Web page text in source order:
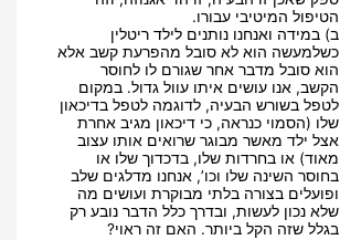
הטיפול המיטיבי עבורו.
ב) במידה ואנחנו נותנים לילד ריטלין
כשלמעשה הוא לא סובל מהפרעת קשב אלא
הוא סובל מדבר אחר שגורם לו לחוסר
הקשב, אנו עושים איתו עוול גדול. במקום
לטפל בשורש הבעיה, לדוגמה לטפל בדיכאון
שלו (הסמוי כנראה, כי דיכאון מגיב אחרת
אצל ילד מאשר מבוגר שרואים אותו עצוב
מאוד) או בחרדות שלו, בדכדוך שלו או
בחוסר השינה שלו וכו’, אנחנו מדלגים שלב
ופועלים בצורה בלתי מבוקרת ועושים מה
שלא נכון לעשות, ובדרך כלל הדבר נובע רק
בגלל שזה הקל ביותר. האם זה ראוי?